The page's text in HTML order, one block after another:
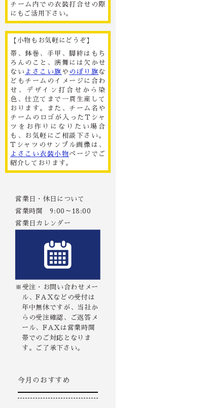
チーム内での衣装打合せの際
にもご活用下さい。
【小物もお気軽にどうぞ】
帯、鉢巻、手甲、脚絆はもち
ろんのこと、演舞には欠かせ
ない よさこい旗 や のぼり旗な
どもチームのイメージに合わ
せ、デザイン打合せから染
色、仕立てまで一貫生産して
おります。また、チーム名や
チームのロゴが入ったTシャ
ツをお作りになりたい場合
も、お気軽にご相談下さい。
Tシャツのサンプル画像は、
よさこい衣装小物ページでご
紹介しております。
営業日・休日について
営業時間 9:00～18:00
営業日カレンダー
※受注・お問い合わせメー
ル、FAXなどの受付は
年中無休ですが、当社か
らの受注確認、ご返答メ
ール、FAXは営業時間
帯でのご対応となりま
す。ご了承下さい。
今月のおすすめ